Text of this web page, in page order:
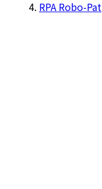
RPA Robo-Pat